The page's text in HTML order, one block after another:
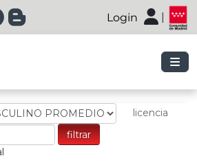
Login |